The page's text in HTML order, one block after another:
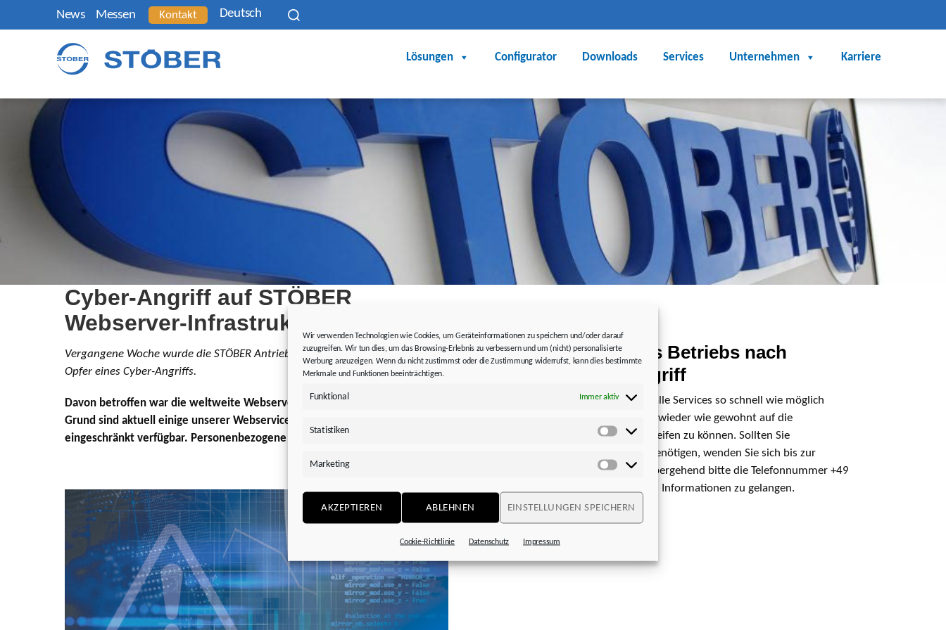
Wir verwenden Technologien wie Cookies, um Geräteinformationen zu speichern und/oder darauf
zuzugreifen. Wir tun dies, um das Browsing-Erlebnis zu verbessern und um (nicht) personalisierte
Werbung anzuzeigen. Wenn du nicht zustimmst oder die Zustimmung widerrufst, kann dies bestimmte
Merkmale und Funktionen beeinträchtigen.
Funktional Immer aktiv
Statistiken
Statistiken
Marketing
Marketing
AKZEPTIEREN ABLEHNEN EINSTELLUNGEN SPEICHERN
Cookie-Richtlinie Datenschutz Impressum
News Messen Kontakt Deutsch
Lösungen Configurator Downloads Services Unternehmen Karriere
Cyber-Angriff auf STÖBER
Webserver-Infrastruktur
Vergangene Woche wurde die STÖBER Antriebstechnik GmbH & Co. KG
Opfer eines Cyber-Angriffs.
Davon betroffen war die weltweite Webserver-Infrastruktur. Aus diesem
Grund sind aktuell einige unserer Webservices derzeit nicht, oder nur sehr
eingeschränkt verfügbar. Personenbezogene Daten sind nicht betroffen.
Wiederaufnahme des Betriebs nach
erfolgtem Cyber-Angriff
Wir arbeiten mit Hochdruck daran, alle Services so schnell wie möglich
wieder zur Verfügung zu stellen und wieder wie gewohnt auf die
angebotenen Dienste und Tools zugreifen zu können. Sollten Sie
Informationen zu Ihren Produkten benötigen, wenden Sie sich bis zur
Wiederaufnahme aller Dienste vorübergehend bitte die Telefonnummer +49
7231 582-0, um an die gewünschten Informationen zu gelangen.